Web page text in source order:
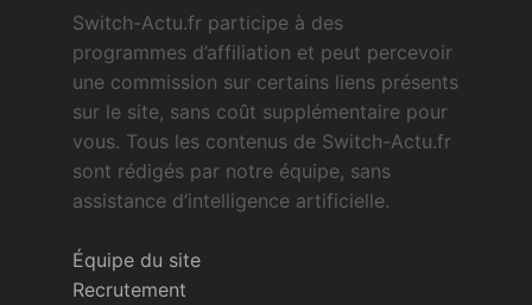
Switch-Actu.fr participe à des
programmes d’affiliation et peut percevoir
une commission sur certains liens présents
sur le site, sans coût supplémentaire pour
vous. Tous les contenus de Switch-Actu.fr
sont rédigés par notre équipe, sans
assistance d’intelligence artificielle.
Équipe du site
Recrutement